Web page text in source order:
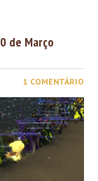
de Março
1 COMENTÁRIO